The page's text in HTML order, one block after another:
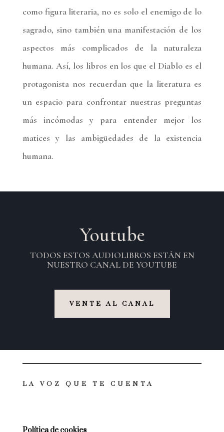
como figura literaria, no es solo el enemigo de lo
sagrado, sino también una manifestación de los
aspectos más complicados de la naturaleza
humana. Así, los libros en los que el Diablo es el
protagonista nos recuerdan que la literatura es
un espacio para confrontar nuestras preguntas
más incómodas y para entender mejor los
matices y las ambigüedades de la existencia
humana.
Youtube
TODOS ESTOS AUDIOLIBROS ESTÁN EN
NUESTRO CANAL DE YOUTUBE
VENTE AL CANAL
LA VOZ QUE TE CUENTA